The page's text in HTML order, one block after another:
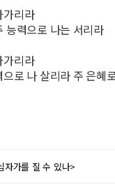
가리라
능력으로 나는 서리라
가리라
로 나 살리라 주 은혜
자가를 질 수 있나>